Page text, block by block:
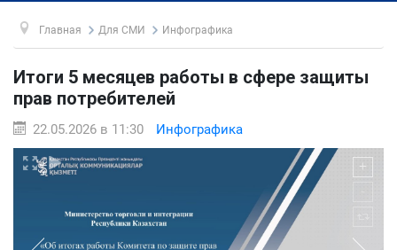
Главная Для СМИ Инфографика
Итоги 5 месяцев работы в сфере защиты
прав потребителей
22.05.2026 в 11:30 Инфографика